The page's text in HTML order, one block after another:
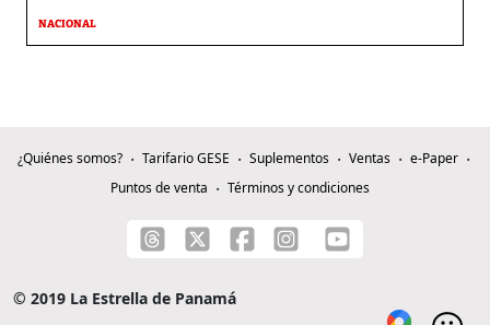
NACIONAL
¿Quiénes somos? Tarifario GESE Suplementos Ventas
e-Paper
Puntos de venta
Términos y condiciones
© 2019 La Estrella de Panamá